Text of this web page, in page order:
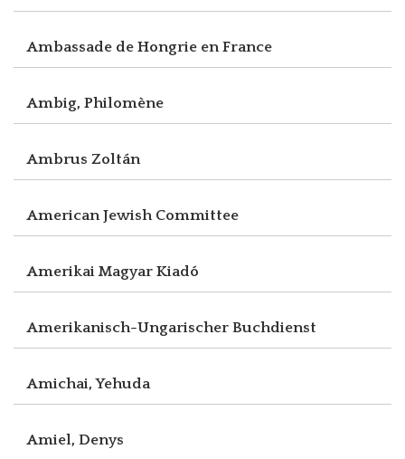
Ambassade de Hongrie en France
Ambig, Philomène
Ambrus Zoltán
American Jewish Committee
Amerikai Magyar Kiadó
Amerikanisch-Ungarischer Buchdienst
Amichai, Yehuda
Amiel, Denys